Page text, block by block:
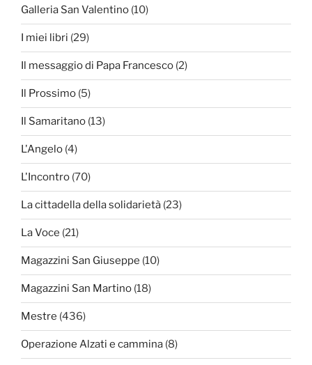
Galleria San Valentino (10)
I miei libri (29)
Il messaggio di Papa Francesco (2)
Il Prossimo (5)
Il Samaritano (13)
L'Angelo (4)
L'Incontro (70)
La cittadella della solidarietà (23)
La Voce (21)
Magazzini San Giuseppe (10)
Magazzini San Martino (18)
Mestre (436)
Operazione Alzati e cammina (8)